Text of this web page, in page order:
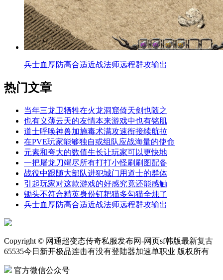
兵士血厚防高合适近战法师远程群攻输出
热门文章
当年三龙卫牺牲在火龙洞窟倚天剑也随之
也有义薄云天的友情本来游戏中也有铭肌
道士呼唤神兽加施毒术满攻速衔接续航拉
在PVE玩家能够独自或组队应战海量的使命
元素和夸大的数值生长让玩家可以更快地
一把屠龙刀竭尽所有打打小怪刷刷图配备
战役中跟随大部队进犯城门用道士的群体
引起玩家对这款游戏的好感究竟还能感触
锄头不符合精英身份钉耙猫多勾猫全炖了
兵士血厚防高合适近战法师远程群攻输出
Copyright © 网通超变态传奇私服发布网-网页sf韩版最新复古
65535今日新开极品连击有没有登陆器加速单职业 版权所有
官方微信公众号